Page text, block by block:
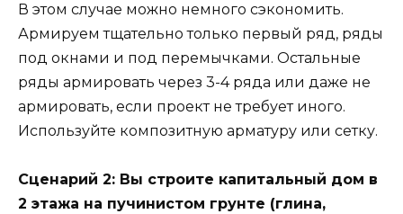
В этом случае можно немного сэкономить.
Армируем тщательно только первый ряд, ряды
под окнами и под перемычками. Остальные
ряды армировать через 3-4 ряда или даже не
армировать, если проект не требует иного.
Используйте композитную арматуру или сетку.
Сценарий 2: Вы строите капитальный дом в
2 этажа на пучинистом грунте (глина,